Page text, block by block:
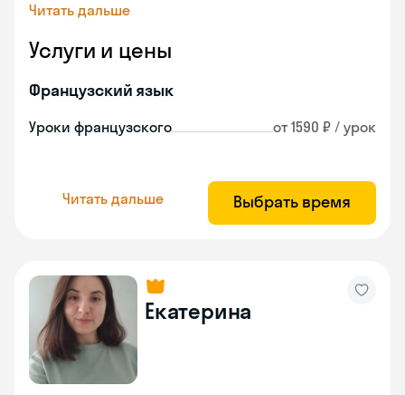
Читать дальше
Услуги и цены
Французский язык
Уроки французского от 1590 ₽ / урок
Читать дальше Выбрать время
Екатерина